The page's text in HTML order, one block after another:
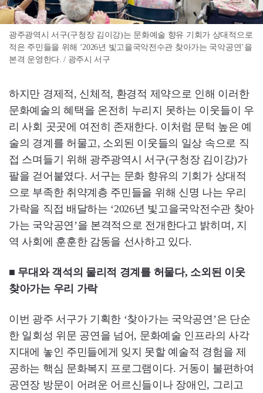
광주광역시 서구(구청장 김이강)는 문화예술 향유 기회가 상대적으로
적은 주민들을 위해 ‘2026년 빛고을국악전수관 찾아가는 국악공연’을
본격 운영한다. / 광주시 서구
하지만 경제적, 신체적, 환경적 제약으로 인해 이러한
문화예술의 혜택을 온전히 누리지 못하는 이웃들이 우
리 사회 곳곳에 여전히 존재한다. 이처럼 문턱 높은 예
술의 경계를 허물고, 소외된 이웃들의 일상 속으로 직
접 스며들기 위해 광주광역시 서구(구청장 김이강)가
팔을 걷어붙였다. 서구는 문화 향유의 기회가 상대적
으로 부족한 취약계층 주민들을 위해 신명 나는 우리
가락을 직접 배달하는 ‘2026년 빛고을국악전수관 찾아
가는 국악공연’을 본격적으로 전개한다고 밝히며, 지
역 사회에 훈훈한 감동을 선사하고 있다.
■ 무대와 객석의 물리적 경계를 허물다, 소외된 이웃
찾아가는 우리 가락
이번 광주 서구가 기획한 ‘찾아가는 국악공연’은 단순
한 일회성 위문 공연을 넘어, 문화예술 인프라의 사각
지대에 놓인 주민들에게 잊지 못할 예술적 경험을 제
공하는 핵심 문화복지 프로그램이다. 거동이 불편하여
공연장 방문이 어려운 어르신들이나 장애인, 그리고